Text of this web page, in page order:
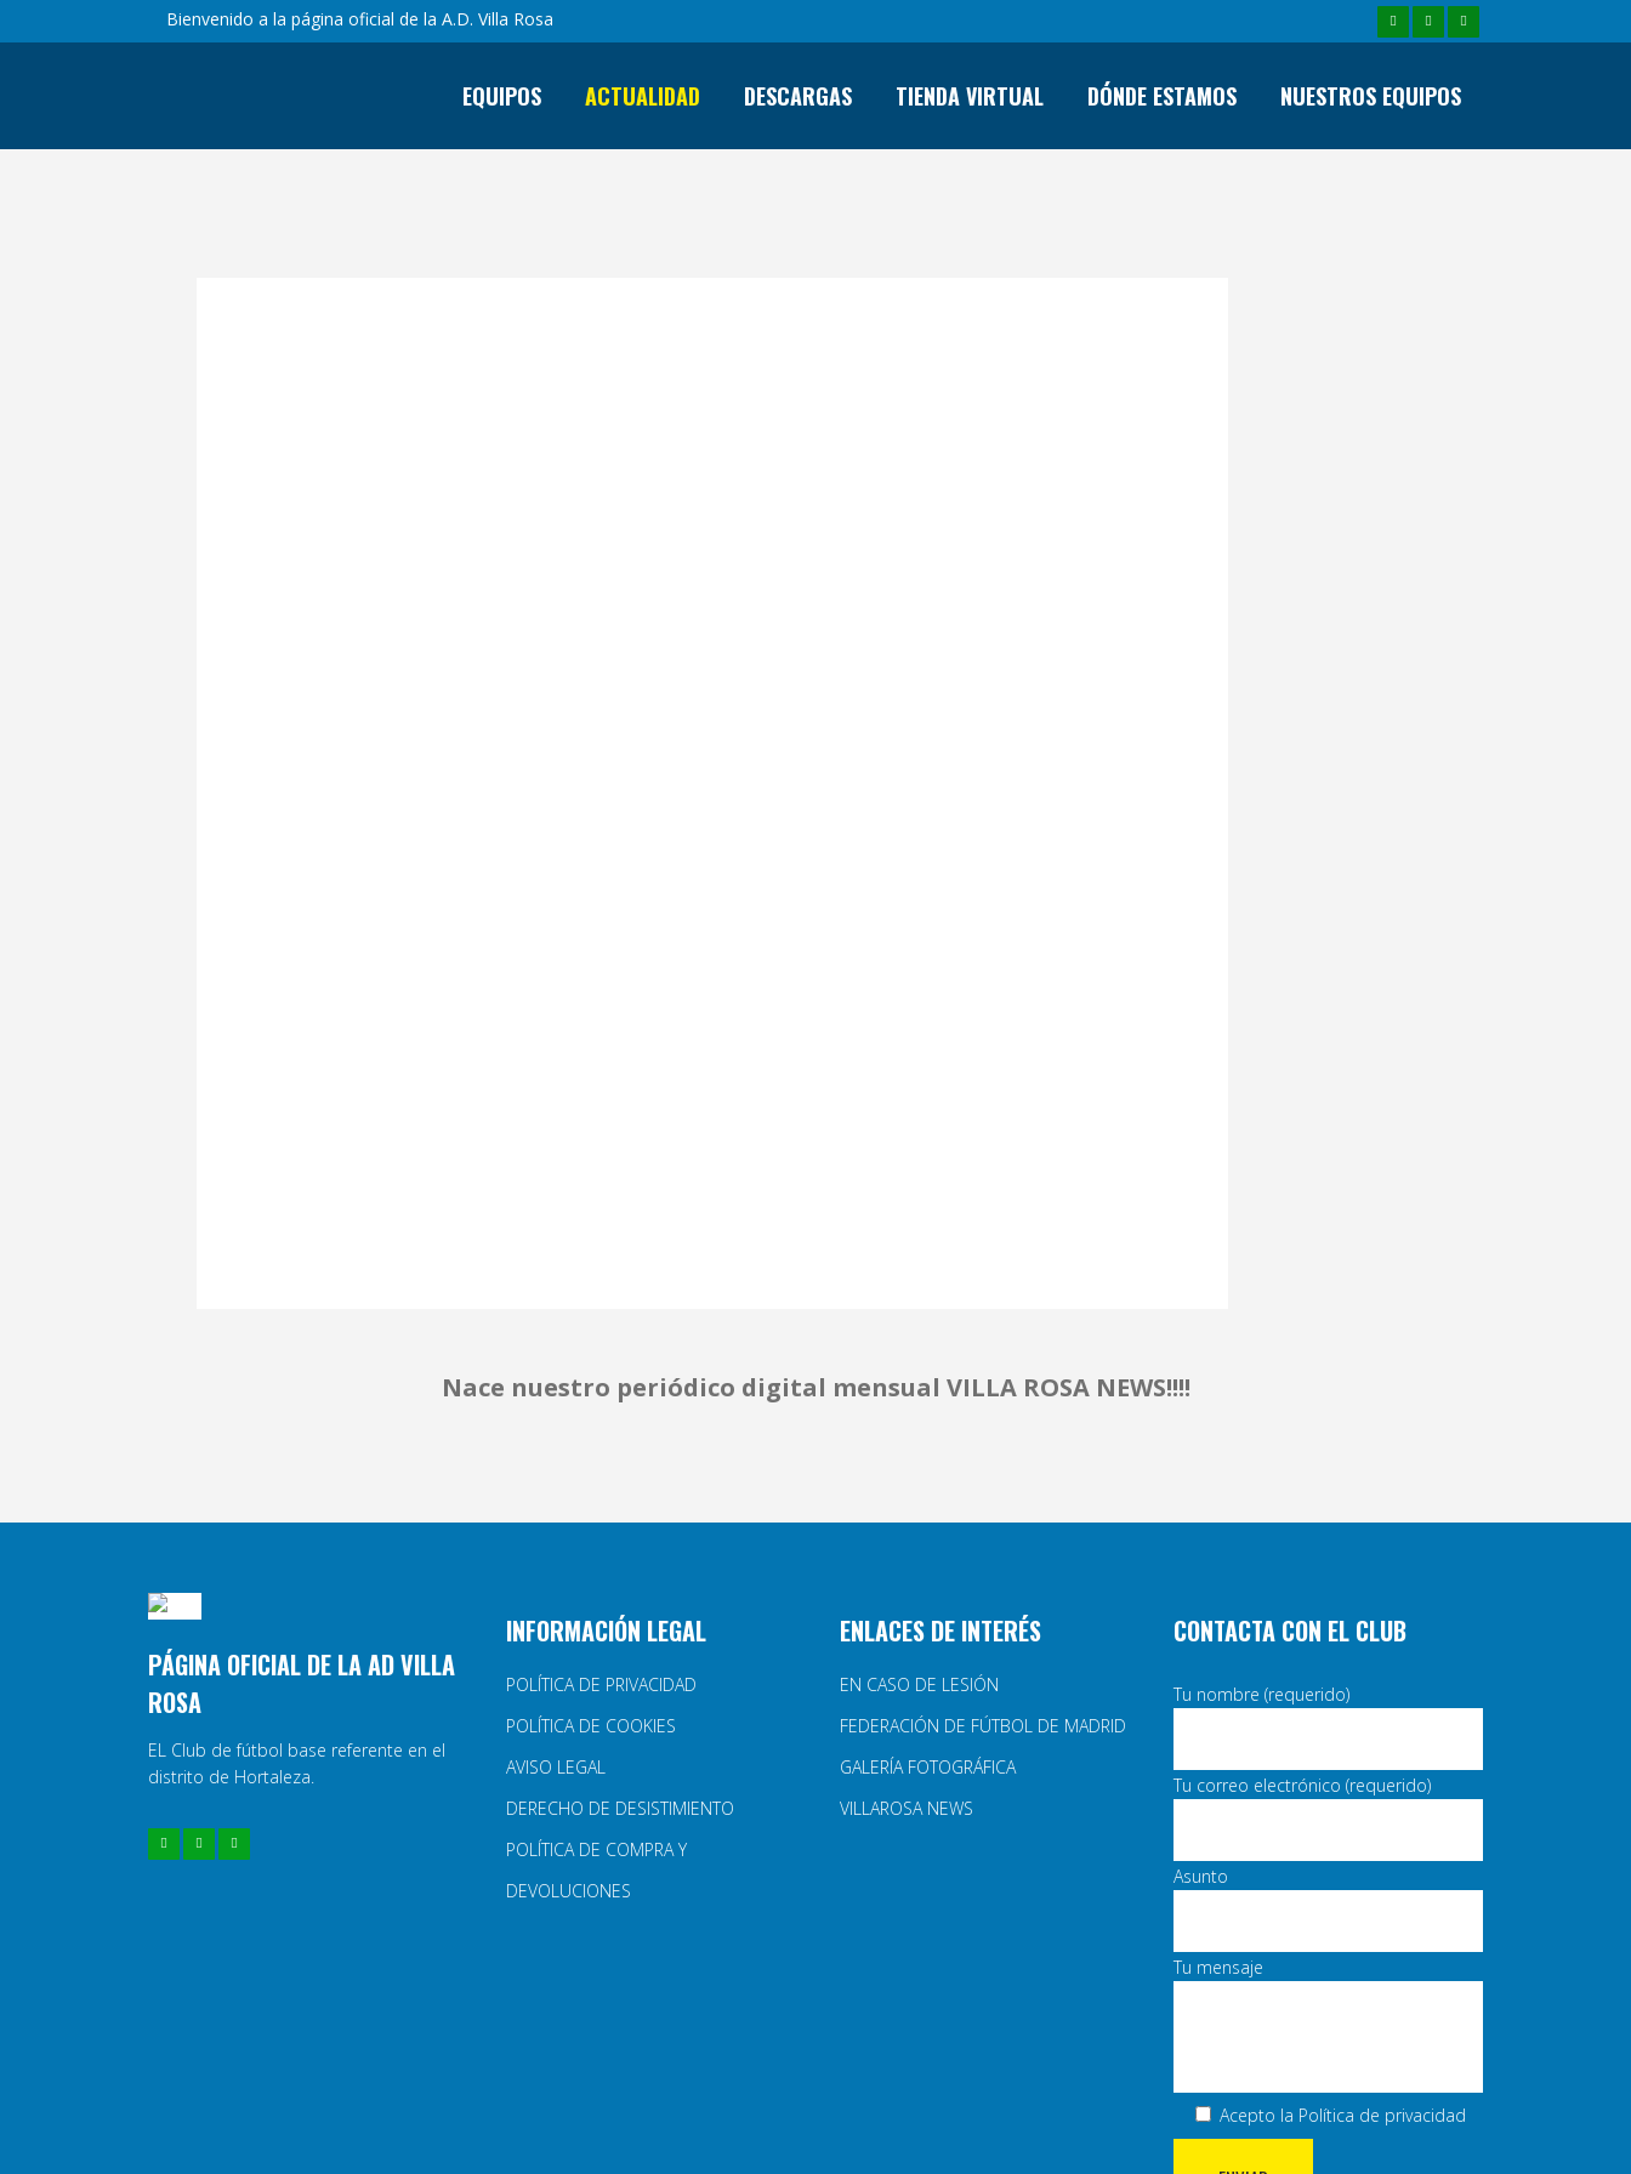
Bienvenido a la página oficial de la A.D. Villa Rosa
EQUIPOS ACTUALIDAD DESCARGAS TIENDA VIRTUAL DÓNDE ESTAMOS NUESTROS EQUIPOS
Nace nuestro periódico digital mensual VILLA ROSA NEWS!!!!
PÁGINA OFICIAL DE LA AD VILLA
ROSA
EL Club de fútbol base referente en el
distrito de Hortaleza.
INFORMACIÓN LEGAL
POLÍTICA DE PRIVACIDAD
POLÍTICA DE COOKIES
AVISO LEGAL
DERECHO DE DESISTIMIENTO
POLÍTICA DE COMPRA Y
DEVOLUCIONES
ENLACES DE INTERÉS
EN CASO DE LESIÓN
FEDERACIÓN DE FÚTBOL DE MADRID
GALERÍA FOTOGRÁFICA
VILLAROSA NEWS
CONTACTA CON EL CLUB
Tu nombre (requerido)
Tu correo electrónico (requerido)
Asunto
Tu mensaje
Acepto la Política de privacidad